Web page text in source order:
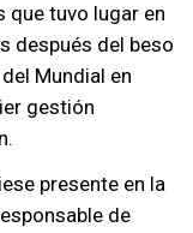
que tuvo lugar en
después del beso
Mundial en
gestión
presente en la
de